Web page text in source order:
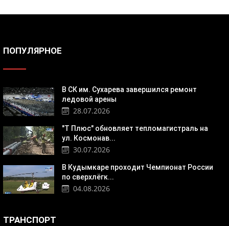
ПОПУЛЯРНОЕ
В СК им. Сухарева завершился ремонт
ледовой арены
28.07.2026
"Т Плюс" обновляет тепломагистраль на
ул. Космонав...
30.07.2026
В Кудымкаре проходит Чемпионат России
по сверхлёгк...
04.08.2026
ТРАНСПОРТ